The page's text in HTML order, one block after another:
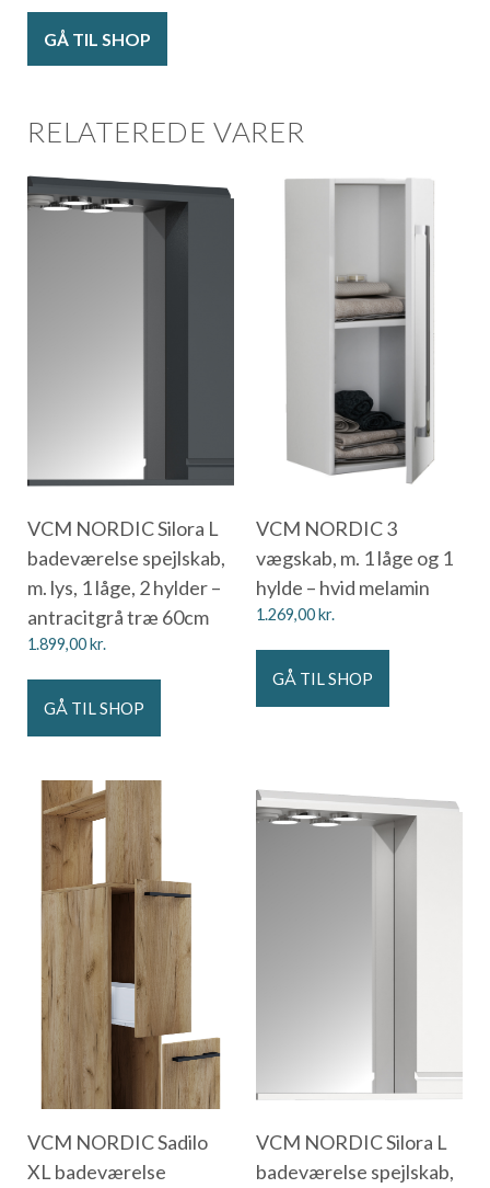
GÅ TIL SHOP
RELATEREDE VARER
VCM NORDIC Silora L
badeværelse spejlskab,
m. lys, 1 låge, 2 hylder –
antracitgrå træ 60cm
1.899,00kr.
GÅ TIL SHOP
VCM NORDIC 3
vægskab, m. 1 låge og 1
hylde – hvid melamin
1.269,00kr.
GÅ TIL SHOP
VCM NORDIC Sadilo
XL badeværelse
VCM NORDIC Silora L
badeværelse spejlskab,